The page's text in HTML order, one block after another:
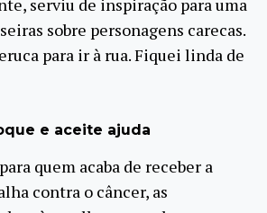
sobre personagens carecas.
para ir à rua. Fiquei linda de
e aceite ajuda
quem acaba de receber a
contra o câncer, as